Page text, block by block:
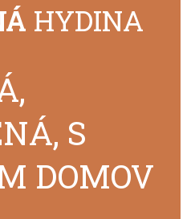
HYDINA
S
DOMOV